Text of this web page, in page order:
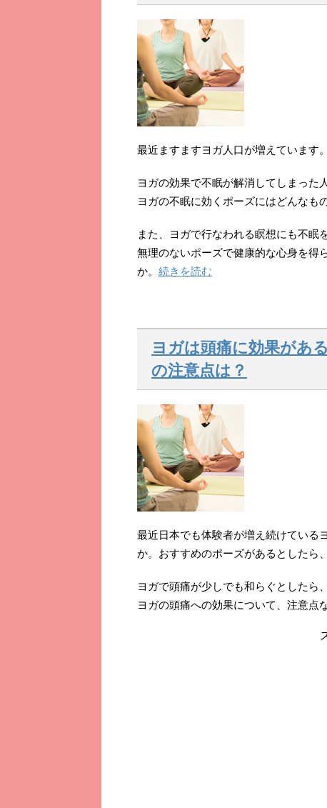
最近ますますヨガ人口が増えています。
ヨガの効果で不眠が解消してしまった
ヨガの不眠に効くポーズにはどんなも
また、ヨガで行なわれる瞑想にも不眠
無理のないポーズで健康的な心身を得
か。 続きを読む
ヨガは頭痛に効果があ
の注意点は？
最近日本でも体験者が増え続けている
か。おすすめのポーズがあるとしたら
ヨガで頭痛が少しでも和らぐとしたら
ヨガの頭痛への効果について、注意点